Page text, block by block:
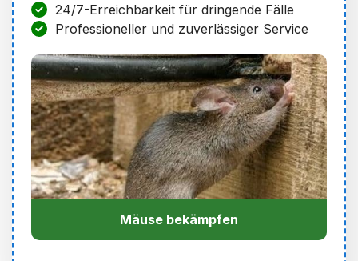
24/7-Erreichbarkeit für dringende Fälle
Professioneller und zuverlässiger Service
Mäuse bekämpfen